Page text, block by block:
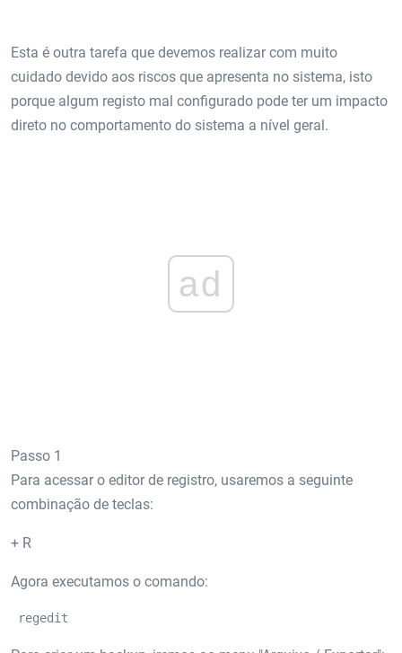
Esta é outra tarefa que devemos realizar com muito
cuidado devido aos riscos que apresenta no sistema, isto
porque algum registo mal configurado pode ter um impacto
direto no comportamento do sistema a nível geral.
ad
Passo 1
Para acessar o editor de registro, usaremos a seguinte
combinação de teclas:
+ R
Agora executamos o comando:
regedit